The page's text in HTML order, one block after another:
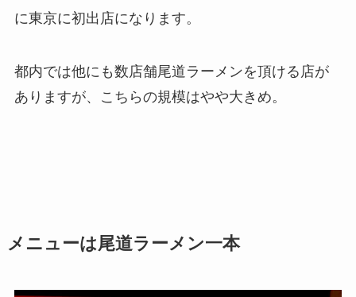
に東京に初出店になります。
都内では他にも数店舗尾道ラーメンを頂ける店が
ありますが、こちらの規模はやや大きめ。
メニューは尾道ラーメン一本